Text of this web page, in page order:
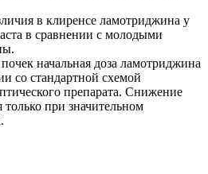
в клиренсе ламотриджина у
в сравнении с молодыми
начальная доза ламотриджина
со стандартной схемой
препарата. Снижение
только при значительном